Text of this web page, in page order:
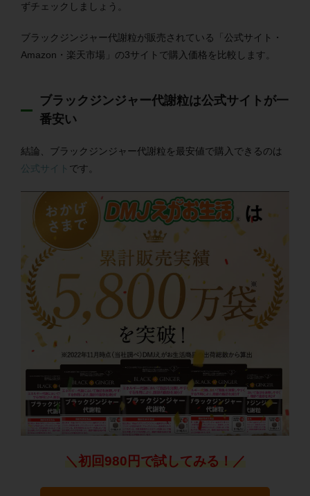
ずチェックしましょう。
ブラックジンジャー代謝粒が販売されている「公式サイト・
Amazon・楽天市場」の3サイトで購入価格を比較します。
ブラックジンジャー代謝粒は公式サイトが一
番安い
結論、ブラックジンジャー代謝粒を最安値で購入できるのは
公式サイト です。
＼初回980円で試してみる！／